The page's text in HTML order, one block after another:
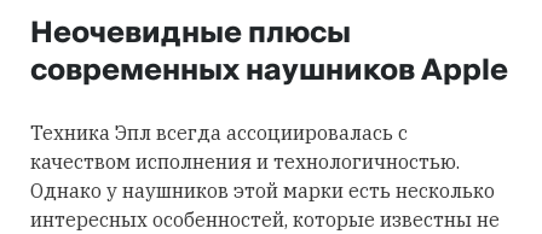
Неочевидные плюсы
современных наушников Apple
Техника Эпл всегда ассоциировалась с
качеством исполнения и технологичностью.
Однако у наушников этой марки есть несколько
интересных особенностей, которые известны не